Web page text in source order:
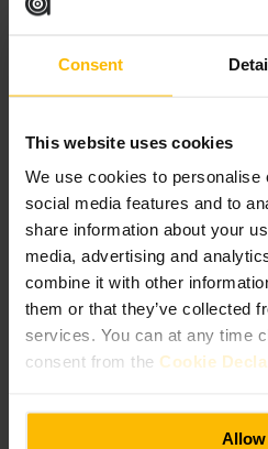
Consent
This website uses cookies
We use cookies to personalise
social media features and to
share information about your
media, advertising and
combine it with other
them or that they’ve collected
services. You can at any time
consent from the Cookie
Vad du kan förvänta dig
Träinredning, en lång bardisk och en
vardagskvällar. Ölsortimentet är brett,
klassiska lageröl. Personal är van att
baren. Matutbudet är enkelt, tänkt att
ersätta en hel måltid.
Planera ditt besök
upptäcka lokala smaker. Ta med ett
puben har en kompakt och social